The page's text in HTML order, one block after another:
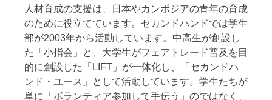
人材育成の支援は、日本やカンボジアの青年の育成
のために役立てています。セカンドハンドでは学生
部が2003年から活動しています。中高生が創設し
た「小指会」と、大学生がフェアトレード普及を目
的に創設した「LIFT」が一体化し、「セカンドハ
ンド・ユース」として活動しています。学生たちが
単に「ボランティア参加して手伝う」のではなく、